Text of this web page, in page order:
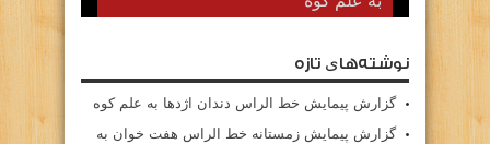
نوشته‌های تازه
گزارش پیمایش خط الراس دندان اژدها به علم کوه
گزارش پیمایش زمستانه خط الراس هفت خوان به